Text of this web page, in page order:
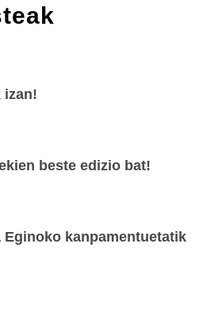
izan!
beste edizio bat!
Eginoko kanpamentuetatik